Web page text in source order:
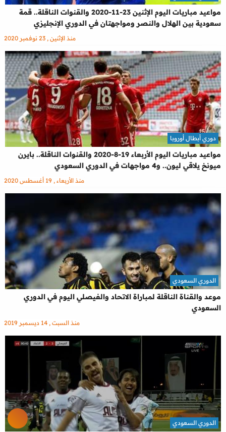
مواعيد مباريات اليوم الإثنين 23-11-2020 والقنوات الناقلة.. قمة
سعودية بين الهلال والنصر ومواجهتان في الدوري الإنجليزي
منذ الإثنين , 23 نوفمبر 2020
مواعيد مباريات اليوم الأربعاء 19-8-2020 والقنوات الناقلة.. بايرن
ميونخ يلاقي ليون.. و4 مواجهات في الدوري السعودي
دوري أبطال أوروبا
منذ الأربعاء , 19 أغسطس 2020
موعد والقناة الناقلة لمباراة الاتحاد والفيصلي اليوم في الدوري
السعودي
الدوري السعودي
منذ السبت , 14 ديسمبر 2019
الدوري السعودي